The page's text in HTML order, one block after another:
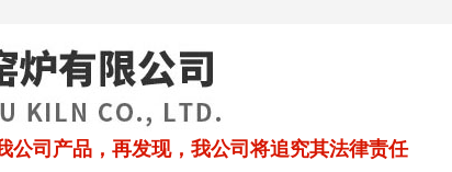
公司产品，再发现，我公司将追究其法律责任